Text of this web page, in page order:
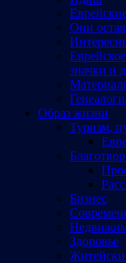
Они
значки и
Образ жизни
Туризм,
Бизнес
Здоровье